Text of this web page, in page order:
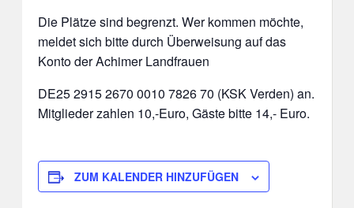
Die Plätze sind begrenzt. Wer kommen möchte,
meldet sich bitte durch Überweisung auf das
Konto der Achimer Landfrauen
DE25 2915 2670 0010 7826 70 (KSK Verden) an.
Mitglieder zahlen 10,-Euro, Gäste bitte 14,- Euro.
ZUM KALENDER HINZUFÜGEN